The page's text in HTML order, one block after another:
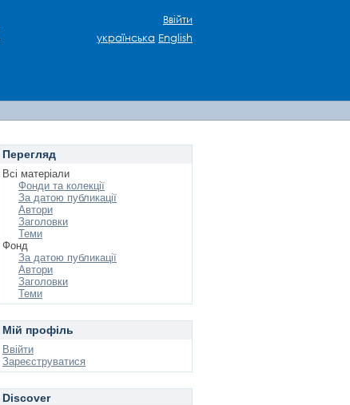
Ввійти
українська English
Перегляд
Всі матеріали
Фонди та колекції
За датою публикації
Автори
Заголовки
Теми
Фонд
За датою публикації
Автори
Заголовки
Теми
Мій профіль
Ввійти
Зареєструватися
Discover